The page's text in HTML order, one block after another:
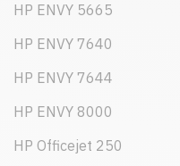
HP ENVY 5665
HP ENVY 7640
HP ENVY 7644
HP ENVY 8000
HP Officejet 250